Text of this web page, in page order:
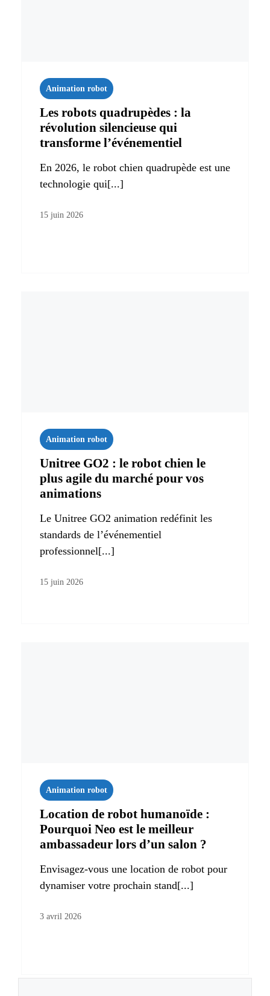
Animation robot
Les robots quadrupèdes : la
révolution silencieuse qui
transforme l’événementiel
En 2026, le robot chien quadrupède est une
technologie qui[...]
15 juin 2026
Animation robot
Unitree GO2 : le robot chien le
plus agile du marché pour vos
animations
Le Unitree GO2 animation redéfinit les
standards de l’événementiel
professionnel[...]
15 juin 2026
Animation robot
Location de robot humanoïde :
Pourquoi Neo est le meilleur
ambassadeur lors d’un salon ?
Envisagez-vous une location de robot pour
dynamiser votre prochain stand[...]
3 avril 2026